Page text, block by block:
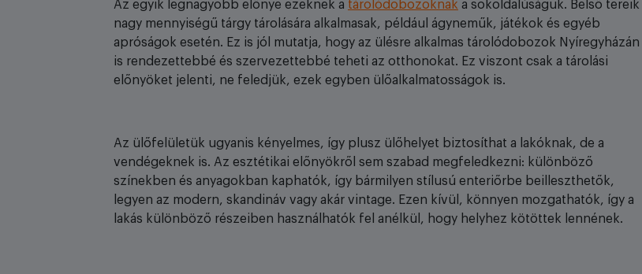
Az egyik legnagyobb előnye ezeknek a tárolódobozoknak a sokoldalúságuk. Belső tereik
nagy mennyiségű tárgy tárolására alkalmasak, például ágyneműk, játékok és egyéb
apróságok esetén. Ez is jól mutatja, hogy az ülésre alkalmas tárolódobozok Nyíregyházán
is rendezettebbé és szervezettebbé teheti az otthonokat. Ez viszont csak a tárolási
előnyöket jelenti, ne feledjük, ezek egyben ülőalkalmatosságok is.
Az ülőfelületük ugyanis kényelmes, így plusz ülőhelyet biztosíthat a lakóknak, de a
vendégeknek is. Az esztétikai előnyökről sem szabad megfeledkezni: különböző
színekben és anyagokban kaphatók, így bármilyen stílusú enteriőrbe beilleszthetők,
legyen az modern, skandináv vagy akár vintage. Ezen kívül, könnyen mozgathatók, így a
lakás különböző részeiben használhatók fel anélkül, hogy helyhez kötöttek lennének.